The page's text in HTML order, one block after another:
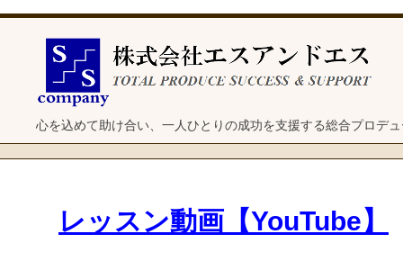
心を込めて助け合い、一人ひとりの成功を支援する総合プロデ
レッスン動画【YouTube】